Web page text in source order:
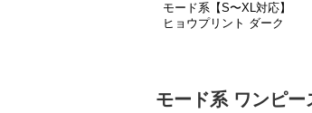
モード系【S〜XL対応】
ヒョウプリント ダーク
モード系 ワンピー